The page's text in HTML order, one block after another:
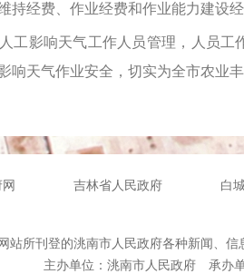
持经费、作业经费和作业能力建设
影响天气工作人员管理，人员工
响天气作业安全，切实为全市农业
吉林省人民政府 白
站所刊登的洮南市人民政府各种新闻、
主办单位：洮南市人民政府 承办